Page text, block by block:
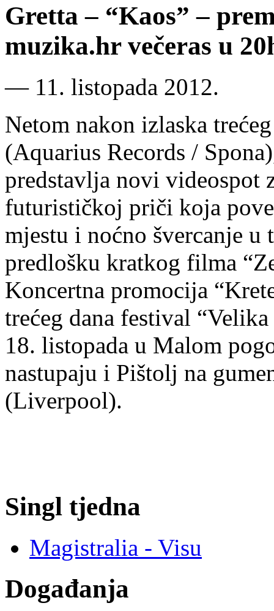
Gretta – “Kaos” –
muzika.hr večeras u
― 11. listopada 2012.
Netom nakon izlaska
(Aquarius Records /
predstavlja novi videospot
futurističkoj priči koja
mjestu i noćno švercanje u
predlošku kratkog filma
Koncertna promocija
trećeg dana festival
18. listopada u Malom
nastupaju i Pištolj na
(Liverpool).
Singl tjedna
Magistralia - Visu
Događanja